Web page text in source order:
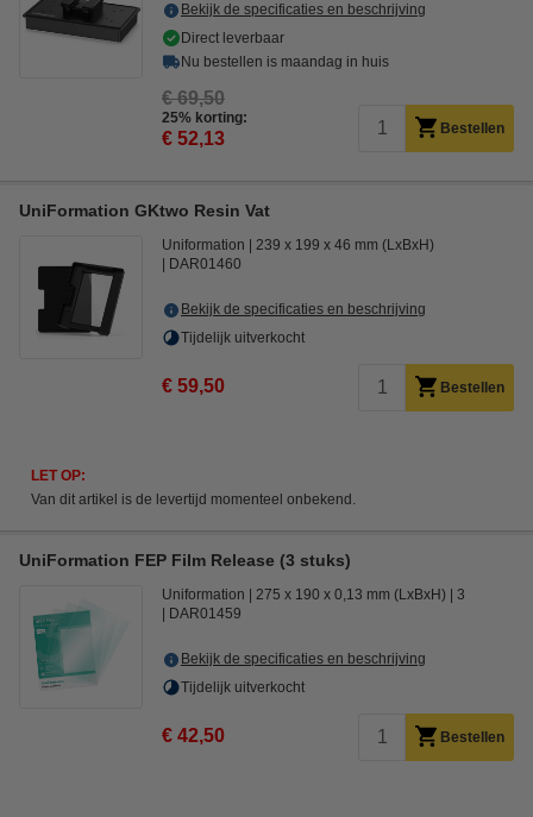
Bekijk de specificaties en beschrijving
Direct leverbaar
Nu bestellen is maandag in huis
€ 69,50
25% korting:
€ 52,13 Bestellen
UniFormation GKtwo Resin Vat
Uniformation
239 x 199 x 46 mm (LxBxH)
DAR01460
Bekijk de specificaties en beschrijving
Tijdelijk uitverkocht
€ 59,50 Bestellen
LET OP:
Van dit artikel is de levertijd momenteel onbekend.
UniFormation FEP Film Release (3 stuks)
Uniformation 275 x 190 x 0,13 mm (LxBxH)
3
DAR01459
Bekijk de specificaties en beschrijving
Tijdelijk uitverkocht
€ 42,50 Bestellen